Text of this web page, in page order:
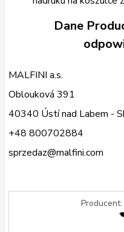
Dane
MALFINI a.s.
Oblouková 391
40340 Ústí nad Labem -
+48 800702884
sprzedaz@malfini.com
Producent: